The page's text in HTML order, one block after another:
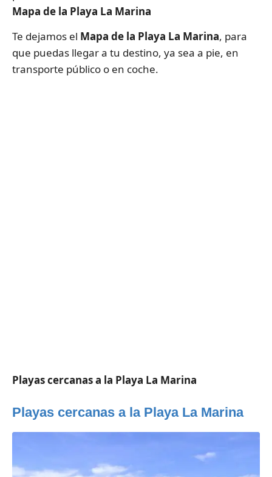
Mapa de la Playa La Marina
Te dejamos el Mapa de la Playa La Marina, para
que puedas llegar a tu destino, ya sea a pie, en
transporte público o en coche.
Playas cercanas a la Playa La Marina
Playas cercanas a la Playa La Marina